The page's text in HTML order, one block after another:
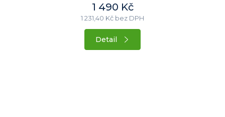
1 490 Kč
1 231,40 Kč bez DPH
Detail